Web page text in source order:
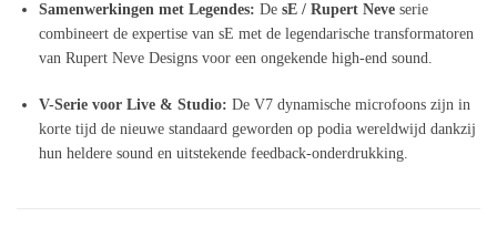
Samenwerkingen met Legendes: De sE / Rupert Neve serie
combineert de expertise van sE met de legendarische transformatoren
van Rupert Neve Designs voor een ongekende high-end sound.
V-Serie voor Live & Studio: De V7 dynamische microfoons zijn in
korte tijd de nieuwe standaard geworden op podia wereldwijd dankzij
hun heldere sound en uitstekende feedback-onderdrukking.